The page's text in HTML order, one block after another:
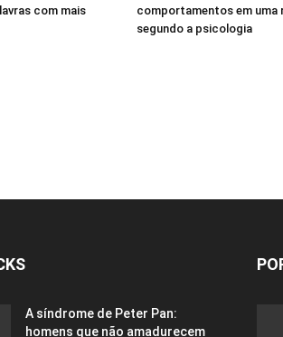
com mais
comportamentos em uma
segundo a psicologia
A síndrome de Peter Pan:
homens que não amadurecem